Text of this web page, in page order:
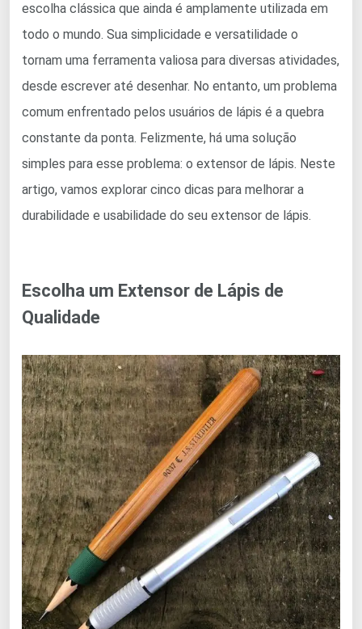
escolha clássica que ainda é amplamente utilizada em
todo o mundo. Sua simplicidade e versatilidade o
tornam uma ferramenta valiosa para diversas atividades,
desde escrever até desenhar. No entanto, um problema
comum enfrentado pelos usuários de lápis é a quebra
constante da ponta. Felizmente, há uma solução
simples para esse problema: o extensor de lápis. Neste
artigo, vamos explorar cinco dicas para melhorar a
durabilidade e usabilidade do seu extensor de lápis.
Escolha um Extensor de Lápis de
Qualidade